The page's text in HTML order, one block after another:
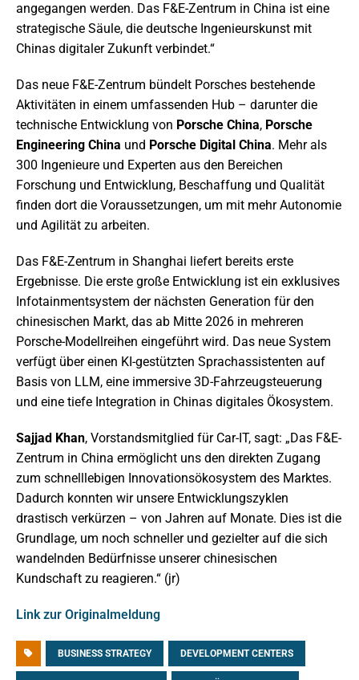
angegangen werden. Das F&E-Zentrum in China ist eine
strategische Säule, die deutsche Ingenieurskunst mit
Chinas digitaler Zukunft verbindet.“
Das neue F&E-Zentrum bündelt Porsches bestehende
Aktivitäten in einem umfassenden Hub – darunter die
technische Entwicklung von Porsche China, Porsche
Engineering China und Porsche Digital China. Mehr als
300 Ingenieure und Experten aus den Bereichen
Forschung und Entwicklung, Beschaffung und Qualität
finden dort die Voraussetzungen, um mit mehr Autonomie
und Agilität zu arbeiten.
Das F&E-Zentrum in Shanghai liefert bereits erste
Ergebnisse. Die erste große Entwicklung ist ein exklusives
Infotainmentsystem der nächsten Generation für den
chinesischen Markt, das ab Mitte 2026 in mehreren
Porsche-Modellreihen eingeführt wird. Das neue System
verfügt über einen KI-gestützten Sprachassistenten auf
Basis von LLM, eine immersive 3D-Fahrzeugsteuerung
und eine tiefe Integration in Chinas digitales Ökosystem.
Sajjad Khan, Vorstandsmitglied für Car-IT, sagt: „Das F&E-
Zentrum in China ermöglicht uns den direkten Zugang
zum schnelllebigen Innovationsökosystem des Marktes.
Dadurch konnten wir unsere Entwicklungszyklen
drastisch verkürzen – von Jahren auf Monate. Dies ist die
Grundlage, um noch schneller und gezielter auf die sich
wandelnden Bedürfnisse unserer chinesischen
Kundschaft zu reagieren.“ (jr)
Link zur Originalmeldung
BUSINESS STRATEGY DEVELOPMENT CENTERS